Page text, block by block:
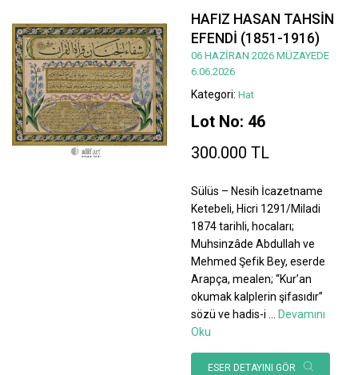
HAFIZ HASAN TAHSİN
EFENDİ (1851-1916)
06 HAZİRAN 2026 MÜZAYEDE
6.06.2026
Kategori: Hat
Lot No: 46
300.000 TL
Sülüs – Nesih İcazetname
Ketebeli, Hicri 1291/Miladi
1874 tarihli, hocaları;
Muhsinzâde Abdullah ve
Mehmed Şefik Bey, eserde
Arapça, mealen; “Kur’an
okumak kalplerin şifasıdır”
sözü ve hadis-i ... Devamını
Oku
ESER DETAYINI GÖR